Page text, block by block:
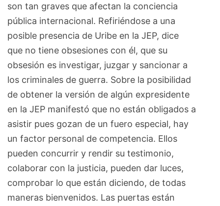
son tan graves que afectan la conciencia
pública internacional. Refiriéndose a una
posible presencia de Uribe en la JEP, dice
que no tiene obsesiones con él, que su
obsesión es investigar, juzgar y sancionar a
los criminales de guerra. Sobre la posibilidad
de obtener la versión de algún expresidente
en la JEP manifestó que no están obligados a
asistir pues gozan de un fuero especial, hay
un factor personal de competencia. Ellos
pueden concurrir y rendir su testimonio,
colaborar con la justicia, pueden dar luces,
comprobar lo que están diciendo, de todas
maneras bienvenidos. Las puertas están